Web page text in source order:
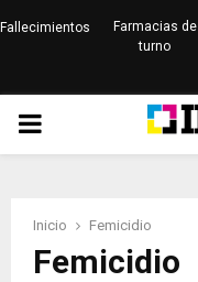
Fallecimientos
Farmacias de
turno
PRIMARY
Inicio Femicidio
Femicidio